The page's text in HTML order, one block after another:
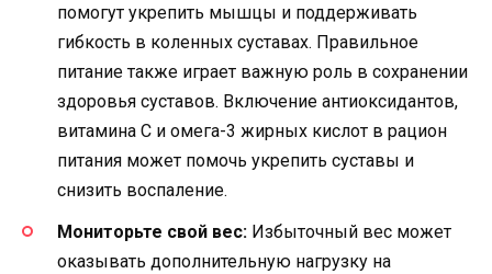
помогут укрепить мышцы и поддерживать
гибкость в коленных суставах. Правильное
питание также играет важную роль в сохранении
здоровья суставов. Включение антиоксидантов,
витамина C и омега-3 жирных кислот в рацион
питания может помочь укрепить суставы и
снизить воспаление.
Мониторьте свой вес: Избыточный вес может
оказывать дополнительную нагрузку на